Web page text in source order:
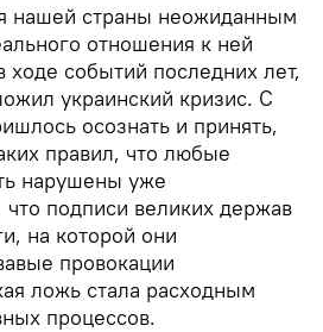
нашей страны неожиданным
отношения к ней
ходе событий последних лет,
украинский кризис. С
осознать и принять,
правил, что любые
нарушены уже
подписи великих держав
на которой они
провокации
ложь стала расходным
процессов.